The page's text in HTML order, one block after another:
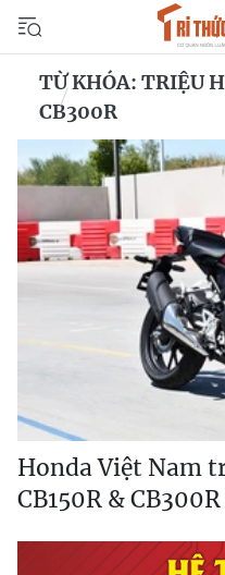
TỪ KHÓA: TRIỆU
CB300R
Honda Việt Nam
CB150R &